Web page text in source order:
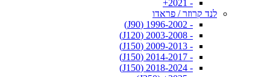
- 2021+
לנד קרוזר / פראדו
- 1996-2002 (J90)
- 2003-2008 (J120)
- 2009-2013 (J150)
- 2014-2017 (J150)
- 2018-2024 (J150)